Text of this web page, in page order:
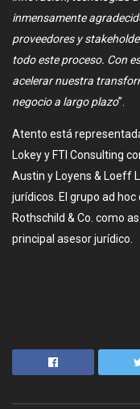
inmensamente
proveedores y
todo este proceso. Con
acelerar nuestra
negocio a largo plazo”.
Atento está
Lokey y FTI Consulting
Austin y Loyens & Loeff
jurídicos. El grupo ad
Rothschild & Co. como
principal asesor jurídico.